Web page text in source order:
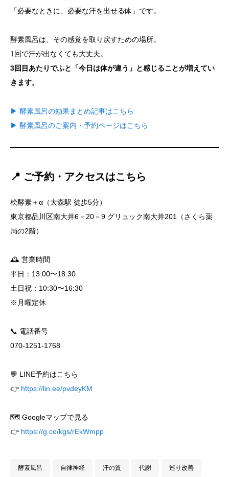
「必要なときに、必要な汗を出せる体」です。
酵素風呂は、その感覚を取り戻すための場所。
1回で汗が出なくても大丈夫。
3回目あたりでふと「今日は体が違う」と感じることが増えてい
きます。
▶ 酵素風呂の効果まとめ記事はこちら
▶ 酵素風呂のご案内・予約ページはこちら
📍 ご予約・アクセスはこちら
桧酵素＋α（大森駅 徒歩5分）
東京都品川区南大井6－20－9 グリュック南大井201（さくら薬
局の2階）
🕰 営業時間
平日：13:00〜18:30
土日祝：10:30〜16:30
※月曜定休
📞 電話番号
070-1251-1768
💬 LINE予約はこちら
👉 https://lin.ee/pvdeyKM
🗺️ Googleマップで見る
👉 https://g.co/kgs/rEkWmpp
酵素風呂 自律神経 汗の質 代謝 巡り改善